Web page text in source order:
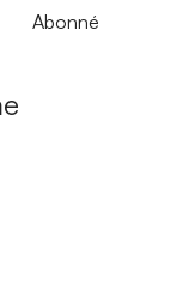
Abonné